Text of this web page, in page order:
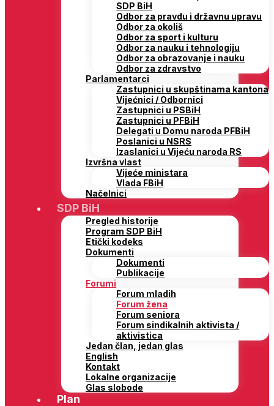
SDP BiH
Odbor za pravdu i državnu upravu
Odbor za okoliš
Odbor za sport i kulturu
Odbor za nauku i tehnologiju
Odbor za obrazovanje i nauku
Odbor za zdravstvo
Parlamentarci
Zastupnici u skupštinama kantona
Vijećnici / Odbornici
Zastupnici u PSBiH
Zastupnici u PFBiH
Delegati u Domu naroda PFBiH
Poslanici u NSRS
Izaslanici u Vijeću naroda RS
Izvršna vlast
Vijeće ministara
Vlada FBiH
Načelnici
SDP BiH
Pregled historije
Program SDP BiH
Etički kodeks
Dokumenti
Dokumenti
Publikacije
Forumi
Forum mladih
Forum žena
Forum seniora
Forum sindikalnih aktivista /
aktivistica
Jedan član, jedan glas
English
Kontakt
Lokalne organizacije
Glas slobode
Plan